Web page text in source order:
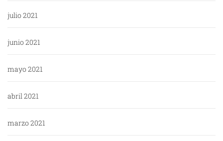
julio 2021
junio 2021
mayo 2021
abril 2021
marzo 2021